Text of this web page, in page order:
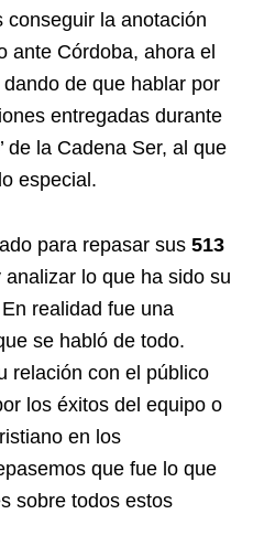
conseguir la anotación
ante Córdoba, ahora el
de que hablar por
entregadas durante
de la Cadena Ser, al que
especial.
para repasar sus 513
analizar lo que ha sido su
realidad fue una
se habló de todo.
relación con el público
los éxitos del equipo o
en los
que fue lo que
sobre todos estos